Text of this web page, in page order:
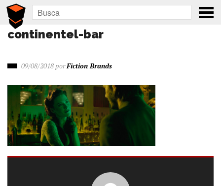
continentel-bar
09/08/2018porFiction Brands